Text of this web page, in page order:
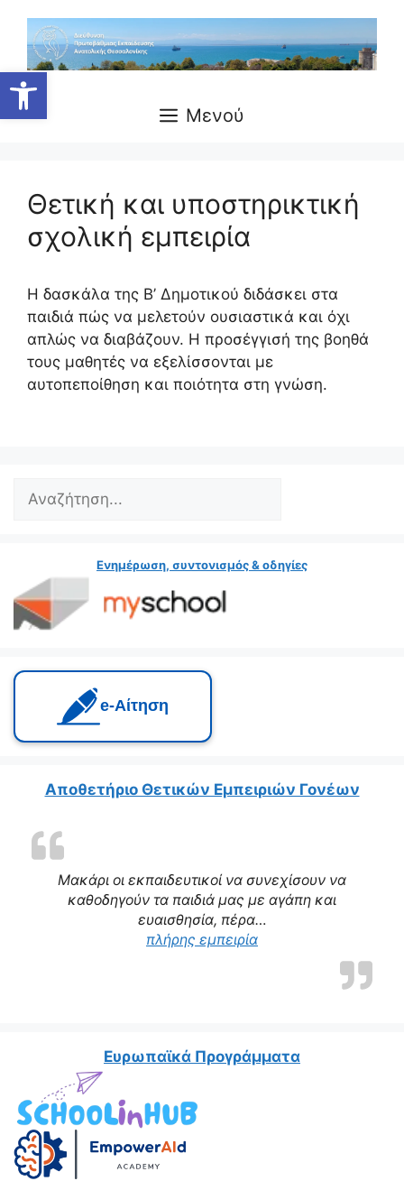
Ανοίξτε τη γραμμή εργαλείων
περιεχόμενο
Μενού
Θετική και υποστηρικτική
σχολική εμπειρία
Η δασκάλα της Β’ Δημοτικού διδάσκει στα
παιδιά πώς να μελετούν ουσιαστικά και όχι
απλώς να διαβάζουν. Η προσέγγισή της βοηθά
τους μαθητές να εξελίσσονται με
αυτοπεποίθηση και ποιότητα στη γνώση.
Ενημέρωση, συντονισμός & οδηγίες
e‑Αίτηση
Μακάρι οι εκπαιδευτικοί να συνεχίσουν να
καθοδηγούν τα παιδιά μας με αγάπη και
ευαισθησία, πέρα…
πλήρης εμπειρία“Η δασκάλα μας
Αποθετήριο Θετικών Εμπειριών Γονέων
Ευρωπαϊκά Προγράμματα